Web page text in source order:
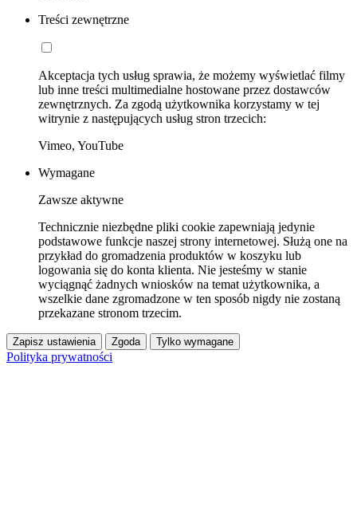
Treści zewnętrzne
Akceptacja tych usług sprawia, że możemy wyświetlać filmy
lub inne treści multimedialne hostowane przez dostawców
zewnętrznych. Za zgodą użytkownika korzystamy w tej
witrynie z następujących usług stron trzecich:
Vimeo, YouTube
Wymagane
Zawsze aktywne
Technicznie niezbędne pliki cookie zapewniają jedynie
podstawowe funkcje naszej strony internetowej. Służą one na
przykład do gromadzenia produktów w koszyku lub
logowania się do konta klienta. Nie jesteśmy w stanie
wyciągnąć żadnych wniosków na temat użytkownika, a
wszelkie dane zgromadzone w ten sposób nigdy nie zostaną
przekazane stronom trzecim.
Zapisz ustawienia Zgoda Tylko wymagane
Polityka prywatności